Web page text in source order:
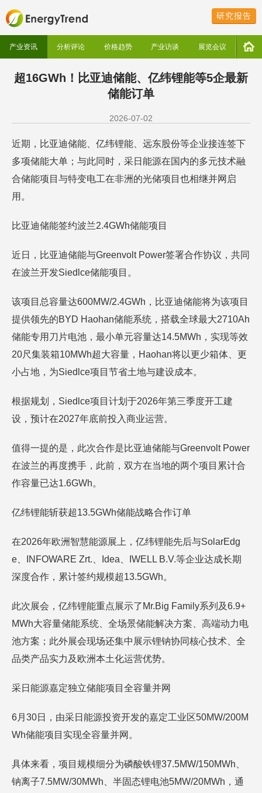
研究报告
产业资讯 分析评论 价格趋势 产业访谈 展览会议
超16GWh！比亚迪储能、亿纬锂能等5企最新
储能订单
2026-07-02
近期，比亚迪储能、亿纬锂能、远东股份等企业接连签下
多项储能大单；与此同时，采日能源在国内的多元技术融
合储能项目与特变电工在非洲的光储项目也相继并网启
用。
比亚迪储能签约波兰2.4GWh储能项目
近日，比亚迪储能与Greenvolt Power签署合作协议，共同
在波兰开发Siedlce储能项目。
该项目总容量达600MW/2.4GWh，比亚迪储能将为该项目
提供领先的BYD Haohan储能系统，搭载全球最大2710Ah
储能专用刀片电池，最小单元容量达14.5MWh，实现等效
20尺集装箱10MWh超大容量，Haohan将以更少箱体、更
小占地，为Siedlce项目节省土地与建设成本。
根据规划，Siedlce项目计划于2026年第三季度开工建
设，预计在2027年底前投入商业运营。
值得一提的是，此次合作是比亚迪储能与Greenvolt Power
在波兰的再度携手，此前，双方在当地的两个项目累计合
作容量已达1.6GWh。
亿纬锂能斩获超13.5GWh储能战略合作订单
在2026年欧洲智慧能源展上，亿纬锂能先后与SolarEdg
e、INFOWARE Zrt.、Idea、IWELL B.V.等企业达成长期
深度合作，累计签约规模超13.5GWh。
此次展会，亿纬锂能重点展示了Mr.Big Family系列及6.9+
MWh大容量储能系统、全场景储能解决方案、高端动力电
池方案；此外展会现场还集中展示锂钠协同核心技术、全
品类产品实力及欧洲本土化运营优势。
采日能源嘉定独立储能项目全容量并网
6月30日，由采日能源投资开发的嘉定工业区50MW/200M
Wh储能项目实现全容量并网。
具体来看，项目规模细分为磷酸铁锂37.5MW/150MWh、
钠离子7.5MW/30MWh、半固态锂电池5MW/20MWh，通